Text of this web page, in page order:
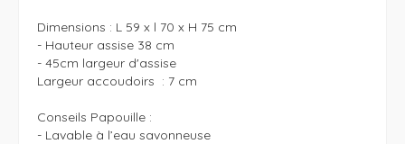
Dimensions : L 59 x l 70 x H 75 cm
- Hauteur assise 38 cm
- 45cm largeur d'assise
Largeur accoudoirs  : 7 cm
Conseils Papouille :
- Lavable à l’eau savonneuse